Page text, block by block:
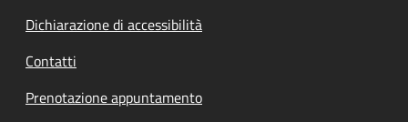
Dichiarazione di accessibilità
Contatti
Prenotazione appuntamento